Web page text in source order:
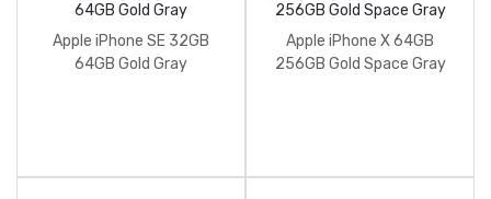
Apple iPhone SE 32GB
64GB Gold Gray
Apple iPhone X 64GB
256GB Gold Space Gray